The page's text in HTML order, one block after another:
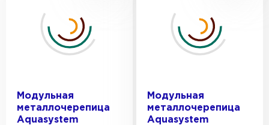
Модульная
металлочерепица
Aquasystem
Модульная
металлочерепица
Aquasystem